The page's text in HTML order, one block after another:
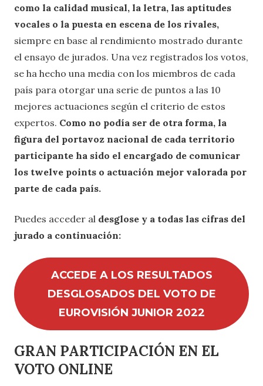
como la calidad musical, la letra, las aptitudes
vocales o la puesta en escena de los rivales,
siempre en base al rendimiento mostrado durante
el ensayo de jurados. Una vez registrados los votos,
se ha hecho una media con los miembros de cada
país para otorgar una serie de puntos a las 10
mejores actuaciones según el criterio de estos
expertos. Como no podía ser de otra forma, la
figura del portavoz nacional de cada territorio
participante ha sido el encargado de comunicar
los twelve points o actuación mejor valorada por
parte de cada país.
Puedes acceder al desglose y a todas las cifras del
jurado a continuación:
ACCEDE A LOS RESULTADOS
DESGLOSADOS DEL VOTO DE
EUROVISIÓN JUNIOR 2022
GRAN PARTICIPACIÓN EN EL
VOTO ONLINE